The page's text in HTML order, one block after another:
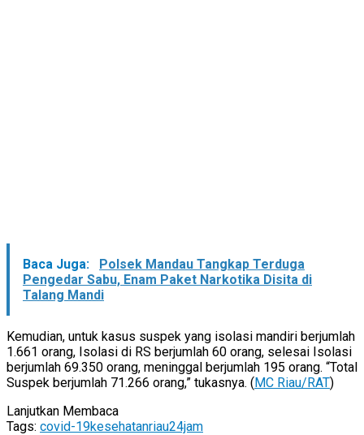
Baca Juga:
Polsek Mandau Tangkap Terduga
Pengedar Sabu, Enam Paket Narkotika Disita di
Talang Mandi
Kemudian, untuk kasus suspek yang isolasi mandiri berjumlah
1.661 orang, Isolasi di RS berjumlah 60 orang, selesai Isolasi
berjumlah 69.350 orang, meninggal berjumlah 195 orang. “Total
Suspek berjumlah 71.266 orang,” tukasnya. (MC Riau/RAT)
Lanjutkan Membaca
Tags: covid-19kesehatanriau24jam